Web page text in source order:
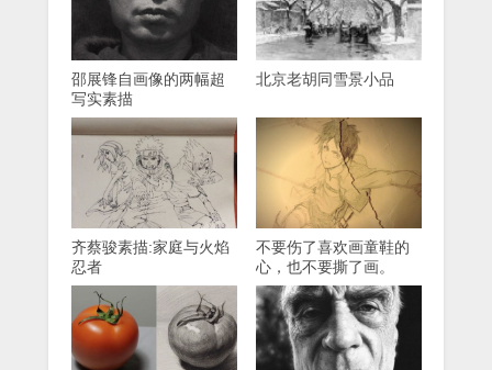
邵展锋自画像的两幅超
写实素描
北京老胡同雪景小品
齐蔡骏素描:家庭与火焰
忍者
不要伤了喜欢画童鞋的
心，也不要撕了画。